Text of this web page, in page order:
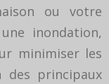
ou votre
inondation,
minimiser les
des principaux